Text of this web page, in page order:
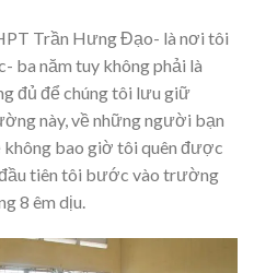
Trần Hưng Đạo- là nơi tôi
ba năm tuy không phải là
đủ để chúng tôi lưu giữ
này, về những người bạn
không bao giờ tôi quên được
tiên tôi bước vào trường
8 êm dịu.